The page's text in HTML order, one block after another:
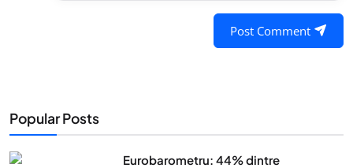
Post Comment
Popular Posts
Eurobarometru: 44% dintre